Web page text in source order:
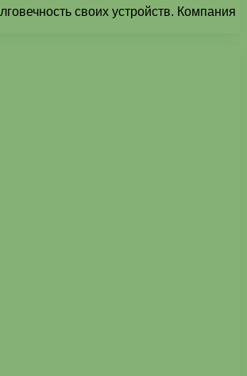
своих устройств. Компания